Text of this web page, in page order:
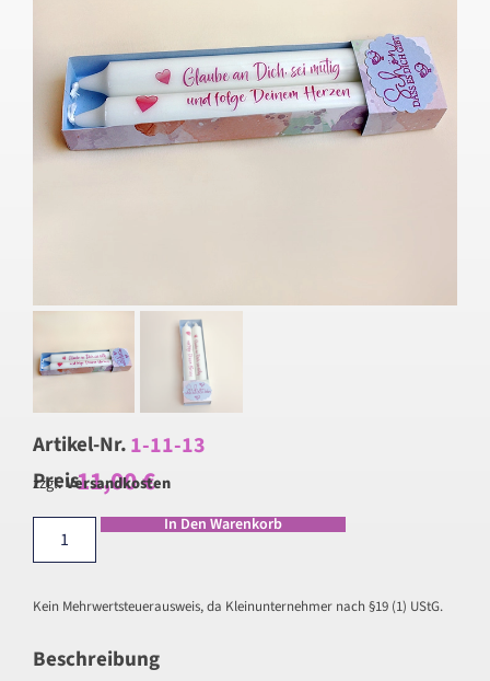
Artikel-Nr.1-11-13
Preis11,00€
zzgl.Versandkosten
In Den Warenkorb
Kein Mehrwertsteuerausweis, da Kleinunternehmer nach §19 (1) UStG.
Beschreibung